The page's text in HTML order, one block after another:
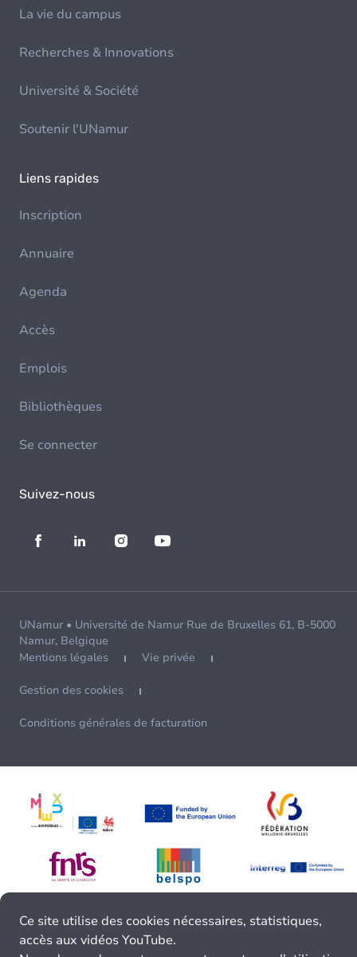
La vie du campus
Recherches & Innovations
Université & Société
Soutenir l'UNamur
Liens rapides
Inscription
Annuaire
Agenda
Accès
Emplois
Bibliothèques
Se connecter
Suivez-nous
UNamur • Université de Namur Rue de Bruxelles 61, B-5000
Namur, Belgique
Mentions légales
Vie privée
Gestion des cookies
Conditions générales de facturation
Ce site utilise des cookies nécessaires, statistiques,
accès aux vidéos YouTube.